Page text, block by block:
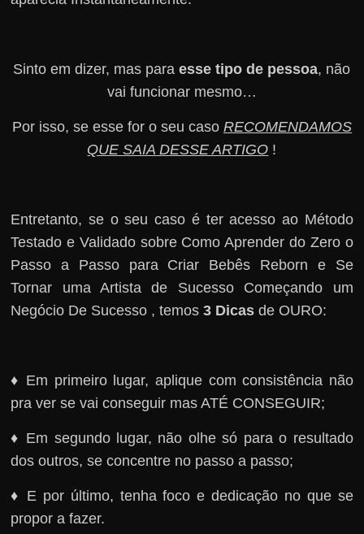
Sinto em dizer, mas paraesse tipo de pessoa, não
vai funcionar mesmo…
Por isso, se esse for o seu caso RECOMENDAMOS
QUE SAIA DESSE ARTIGO !
Entretanto, se o seu caso é ter acesso ao Método
Testado e Validado sobre Como Aprender do Zero o
Passo a Passo para Criar Bebês Reborn e Se
Tornar uma Artista de Sucesso Começando um
Negócio De Sucesso , temos3 Dicas de OURO:
♦ Em primeiro lugar, aplique com consistência não
pra ver se vai conseguir mas ATÉ CONSEGUIR;
♦ Em segundo lugar, não olhe só para o resultado
dos outros, se concentre no passo a passo;
♦ E por último, tenha foco e dedicação no que se
propor a fazer.